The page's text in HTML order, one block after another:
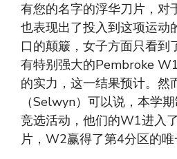
有您的名字的浮华刀片，对
也表现出了投入到这项运动
口的颠簸，女子方面只看到
有特别强大的Pembroke
的实力，这一结果预计。然
（Selwyn）可以说，本学
竞选活动，他们的W1进入
片，W2赢得了第4分区的唯